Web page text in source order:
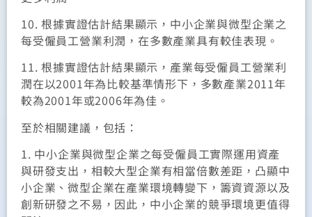
10. 根據實證估計結果顯示，中小企業與微型企業之
每受僱員工營業利潤，在多數產業具有較佳表現。
11. 根據實證估計結果顯示，產業每受僱員工營業利
潤在以2001年為比較基準情形下，多數產業2011年
較為2001年或2006年為佳。
至於相關建議，包括：
1. 中小企業與微型企業之每受僱員工實際運用資產
與研發支出，相較大型企業有相當倍數差距，凸顯中
小企業、微型企業在產業環境轉變下，籌資資源以及
創新研發之不易，因此，中小企業的競爭環境更值得